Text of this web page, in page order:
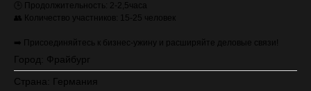
🕒 Продолжительность: 2-2,5часа
👥 Количество участников: 15-25 человек
➡️ Присоединяйтесь к бизнес-ужину и расширяйте деловые связи!
Город: Фрайбург
Страна: Германия